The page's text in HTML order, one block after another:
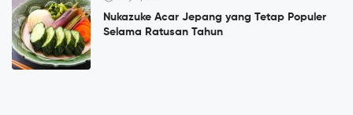
Nukazuke Acar Jepang yang Tetap Populer
Selama Ratusan Tahun